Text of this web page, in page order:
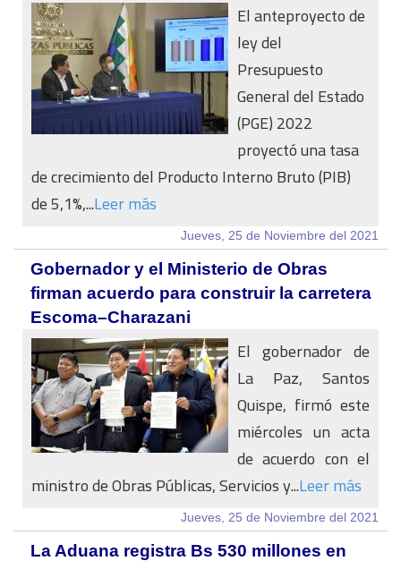
El anteproyecto de
ley del
Presupuesto
General del Estado
(PGE) 2022
proyectó una tasa
de crecimiento del Producto Interno Bruto (PIB)
de 5,1%,...Leer más
Jueves, 25 de Noviembre del 2021
Gobernador y el Ministerio de Obras
firman acuerdo para construir la carretera
Escoma–Charazani
El gobernador de
La Paz, Santos
Quispe, firmó este
miércoles un acta
de acuerdo con el
ministro de Obras Públicas, Servicios y...Leer más
Jueves, 25 de Noviembre del 2021
La Aduana registra Bs 530 millones en